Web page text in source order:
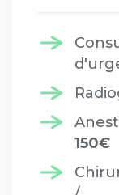
150€